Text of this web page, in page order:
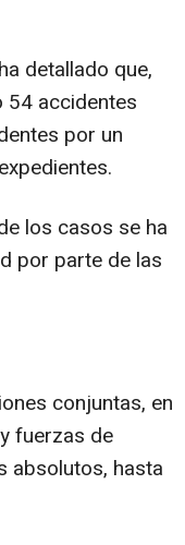
detallado que,
54 accidentes
por un
los casos se ha
por parte de las
conjuntas, en
fuerzas de
absolutos, hasta